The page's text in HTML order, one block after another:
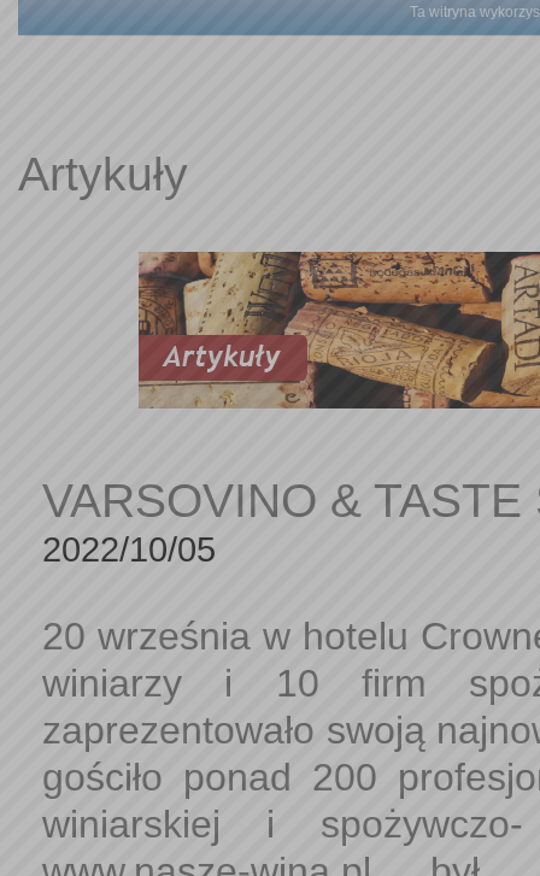
Ta witryna
Artykuły
VARSOVINO & TASTE
2022/10/05
20 września w hotelu
winiarzy i 10 firm
zaprezentowało swoją
gościło ponad 200
winiarskiej i